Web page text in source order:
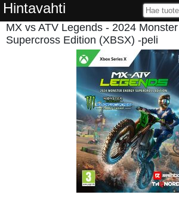
Hintavahti
MX vs ATV Legends - 2024
Supercross Edition (XBSX) -peli